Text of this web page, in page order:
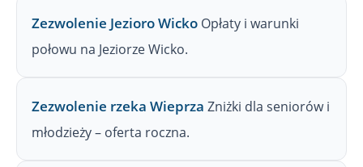
Zezwolenie Jezioro Wicko Opłaty i warunki
połowu na Jeziorze Wicko.
Zezwolenie rzeka Wieprza Zniżki dla seniorów i
młodzieży – oferta roczna.